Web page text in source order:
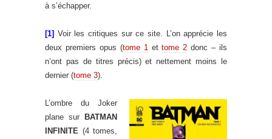
à s’échapper.
[1] Voir les critiques sur ce site. L’on apprécie les
deux premiers opus (tome 1 ettome 2 donc – ils
n’ont pas de titres précis) et nettement moins le
dernier (tome 3).
L’ombre du Joker
plane sur
BATMAN
INFINITE (4 tomes,